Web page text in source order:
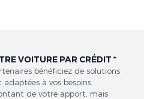
VOITURE PAR CRÉDIT *
bénéficiez de solutions
à vos besoins.
de votre apport, mais